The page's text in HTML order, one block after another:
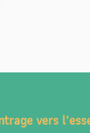
vers